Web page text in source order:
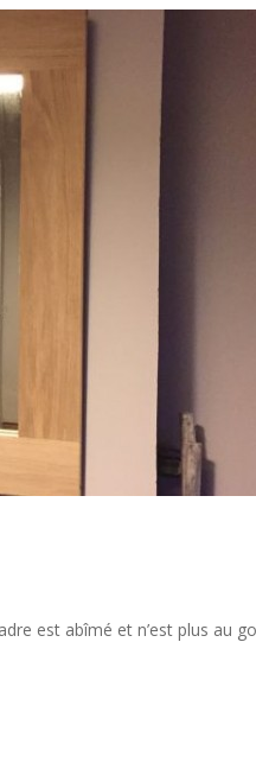
est abîmé et n’est plus